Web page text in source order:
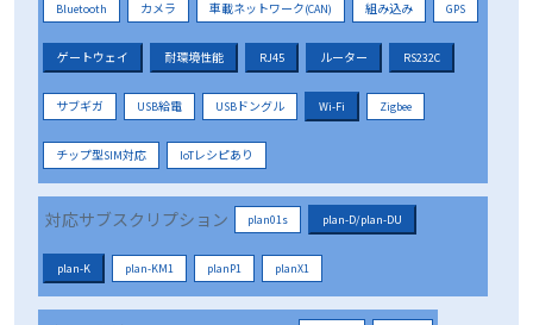
Bluetooth カメラ 車載ネットワーク(CAN) 組み込み GPS
ゲートウェイ 耐環境性能 RJ45 ルーター RS232C
サブギガ USB給電 USBドングル Wi-Fi Zigbee
チップ型SIM対応 IoTレシピあり
対応サブスクリプション plan01s plan-D/plan-DU
plan-K plan-KM1 planP1 planX1